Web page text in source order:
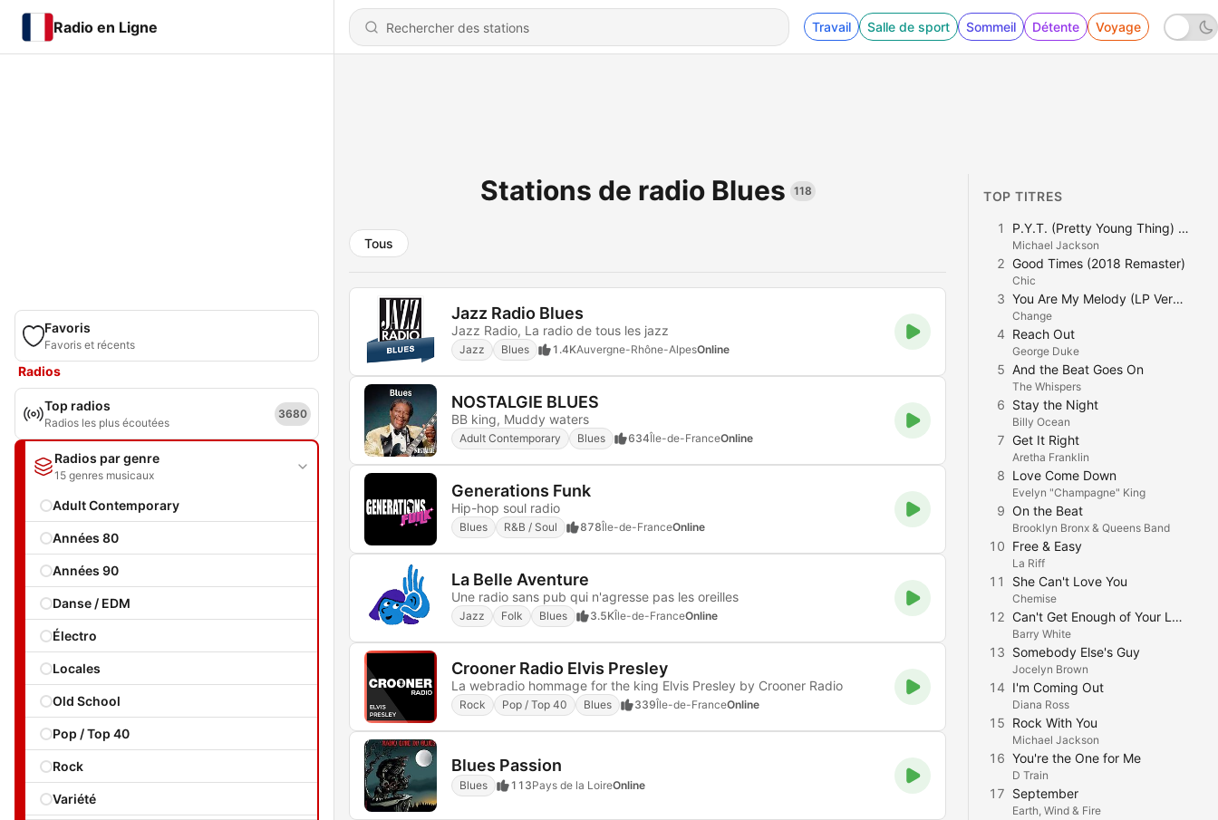
Radio en Ligne Travail Salle de sport Sommeil Détente Voyage
Favoris
Favoris et récents
Radios
Top radios
Radios les plus écoutées
3680
Radios par genre
15 genres musicaux
Adult Contemporary
Années 80
Années 90
Danse / EDM
Électro
Locales
Old School
Pop / Top 40
Rock
Variété
Stations de radio Blues 118
Tous
Jazz Radio Blues
Jazz Radio, La radio de tous les jazz
Jazz Blues 1.4KAuvergne-Rhône-AlpesOnline
NOSTALGIE BLUES
BB king, Muddy waters
Adult Contemporary Blues 634Île-de-FranceOnline
Generations Funk
Hip-hop soul radio
Blues R&B / Soul 878Île-de-FranceOnline
La Belle Aventure
Une radio sans pub qui n'agresse pas les oreilles
Jazz Folk Blues 3.5KÎle-de-FranceOnline
Crooner Radio Elvis Presley
La webradio hommage for the king Elvis Presley by Crooner Radio
Rock Pop / Top 40 Blues 339Île-de-FranceOnline
Blues Passion
Blues 113Pays de la LoireOnline
TOP TITRES
1 P.Y.T. (Pretty Young Thing) 2008 (Thriller 25th Anniversary Remix) [feat. willi.i.am]
Michael Jackson
2 Good Times (2018 Remaster)
Chic
3 You Are My Melody (LP Version)
Change
4 Reach Out
George Duke
5 And the Beat Goes On
The Whispers
6 Stay the Night
Billy Ocean
7 Get It Right
Aretha Franklin
8 Love Come Down
Evelyn "Champagne" King
9 On the Beat
Brooklyn Bronx & Queens Band
10 Free & Easy
La Riff
11 She Can't Love You
Chemise
12 Can't Get Enough of Your Love, Babe
Barry White
13 Somebody Else's Guy
Jocelyn Brown
14 I'm Coming Out
Diana Ross
15 Rock With You
Michael Jackson
16 You're the One for Me
D Train
17 September
Earth, Wind & Fire